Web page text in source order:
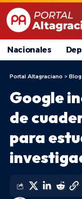
Nacionales
Portal Altagraciano > Blog
Google
de
para